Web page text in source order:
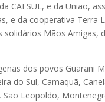
CAFSUL, e da União,
e da cooperativa Terra
Mãos Amigas,
dos povos Guarani
do Sul, Camaquã,
São Leopoldo,